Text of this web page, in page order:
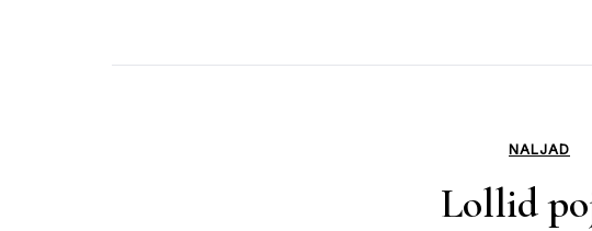
NALJAD
Lollid